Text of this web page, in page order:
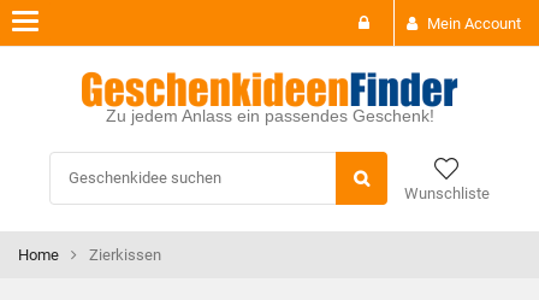
Mein Account
Zu jedem Anlass ein passendes Geschenk!
Wunschliste
Toggle
navigation
Home Zierkissen